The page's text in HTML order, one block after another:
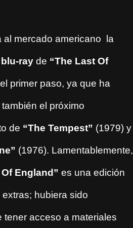
al mercado americano la
blu-ray de “The Last Of
el primer paso, ya que ha
el próximo
de “The Tempest” (1979) y
(1976). Lamentablemente,
England” es una edición
hubiera sido
tener acceso a materiales